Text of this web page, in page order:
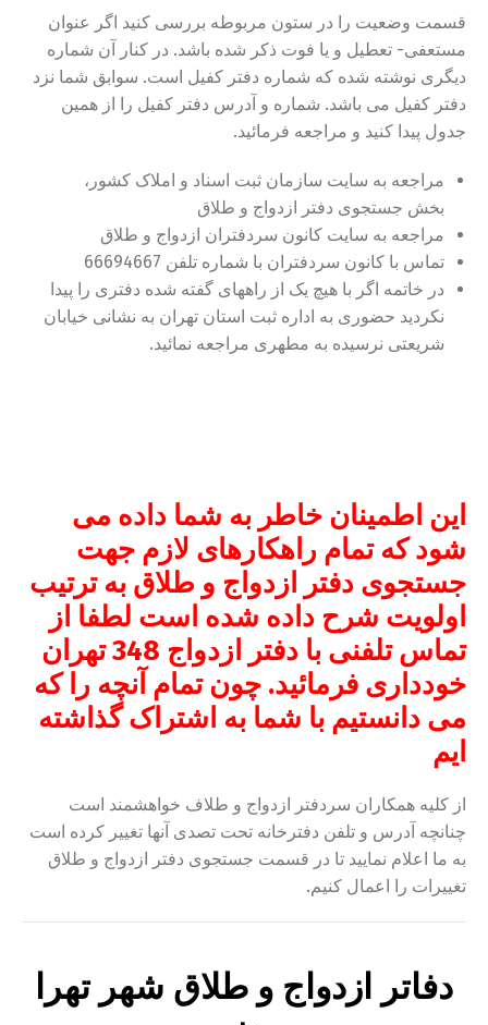
قسمت وضعیت را در ستون مربوطه بررسی کنید اگر عنوان
مستعفی- تعطیل و یا فوت ذکر شده باشد. در کنار آن شماره
دیگری نوشته شده که شماره دفتر کفیل است. سوابق شما نزد
دفتر کفیل می باشد. شماره و آدرس دفتر کفیل را از همین
جدول پیدا کنید و مراجعه فرمائید.
مراجعه به سایت سازمان ثبت اسناد و املاک کشور،
بخش جستجوی دفتر ازدواج و طلاق
مراجعه به سایت کانون سردفتران ازدواج و طلاق
تماس با کانون سردفتران با شماره تلفن 66694667
در خاتمه اگر با هیچ یک از راههای گفته شده دفتری را پیدا
نکردید حضوری به اداره ثبت استان تهران به نشانی خیابان
شریعتی نرسیده به مطهری مراجعه نمائید.
این اطمینان خاطر به شما داده می
شود که تمام راهکارهای لازم جهت
جستجوی دفتر ازدواج و طلاق به ترتیب
اولویت شرح داده شده است لطفا از
تماس تلفنی با دفتر ازدواج 348 تهران
خودداری فرمائید. چونتمام آنچه را که
می دانستیم با شما به اشتراک گذاشته
ایم
از کلیه همکاران سردفتر ازدواج و طلاف خواهشمند است
چنانچه آدرس و تلفن دفترخانه تحت تصدی آنها تغییر کرده است
به ما اعلام نمایید تا در قسمت جستجوی دفتر ازدواج و طلاق
تغییرات را اعمال کنیم.
دفاتر ازدواج و طلاق شهر تهرا